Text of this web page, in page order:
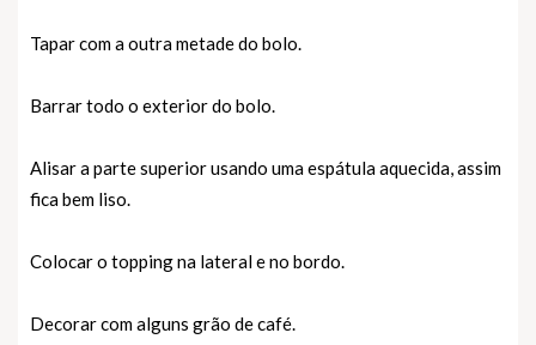
Tapar com a outra metade do bolo.
Barrar todo o exterior do bolo.
Alisar a parte superior usando uma espátula aquecida, assim
fica bem liso.
Colocar o topping na lateral e no bordo.
Decorar com alguns grão de café.